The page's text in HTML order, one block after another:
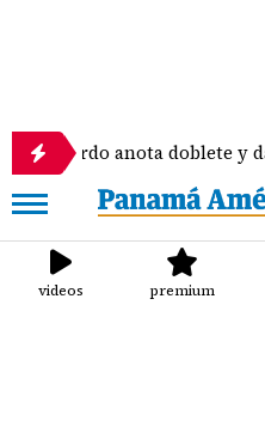
anota doblete y da el
videos premium